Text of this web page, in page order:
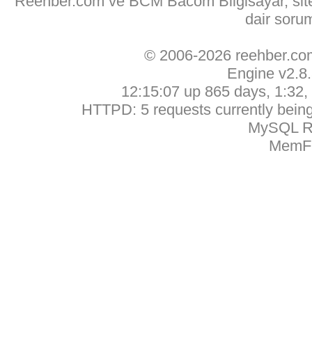
dair
© 2006-2026
Engine
12:15:07 up 865 days,
HTTPD: 5 requests currently
MySQL